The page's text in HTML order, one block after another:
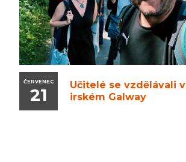
ČERVENEC
21
Učitelé se vzdělávali v
irském Galway